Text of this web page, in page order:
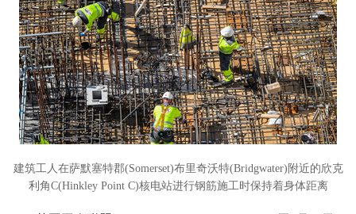
建筑工人在萨默塞特郡(Somerset)布里奇沃特(Bridgwater)附近的欣克
利角C(Hinkley Point C)核电站进行钢筋施工时保持着身体距离